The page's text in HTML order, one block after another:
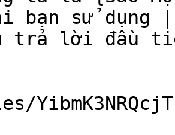
bạn sử dụng
trả lời đầu